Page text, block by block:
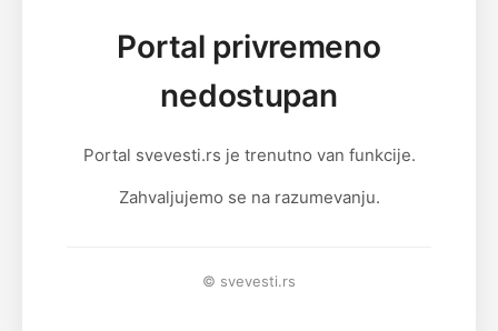
Portal privremeno
nedostupan
Portal svevesti.rs je trenutno van funkcije.
Zahvaljujemo se na razumevanju.
© svevesti.rs